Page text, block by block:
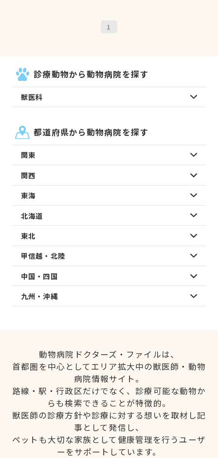
1
診療動物から動物病院を探す
獣医科
都道府県から動物病院を探す
関東
関西
東海
北海道
東北
甲信越・北陸
中国・四国
九州・沖縄
動物病院ドクターズ・ファイルは、
首都圏を中心としてエリア拡大中の獣医師・動物
病院情報サイト。
路線・駅・行政区だけでなく、診療可能な動物か
らも検索できることが特徴的。
獣医師の診療方針や診療に対する想いを取材し記
事として発信し、
ペットも大切な家族として健康管理を行うユーザ
ーをサポートしています。